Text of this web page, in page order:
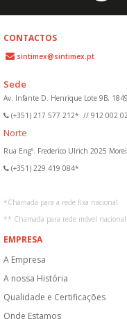
CONTACTOS
sintimex@sintimex.pt
Sede
Av. Infante D. Henrique Lote 9B,
(+351) 217 577 212* // 912 002
Norte
Rua Engº. Frederico Ulrich 2025
(+351) 229 419 084*
*Chamada para a rede fixa nacional
** Chamada para rede móvel nacional
EMPRESA
A Empresa
A nossa História
Qualidade e Certificações
Onde Estamos